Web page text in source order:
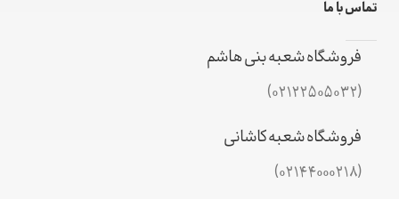
تماس با ما
فروشگاه شعبه بنی هاشم
(02122505032)
فروشگاه شعبه کاشانی
(02144000218)